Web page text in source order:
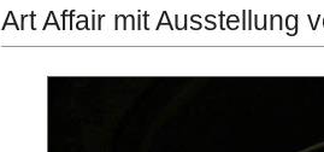
Art Affair mit Ausstellung